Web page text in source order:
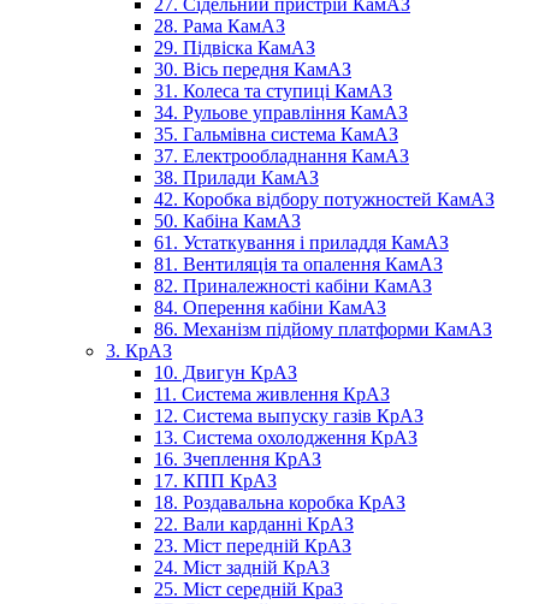
27. Сідельний пристрій КамАЗ
28. Рама КамАЗ
29. Підвіска КамАЗ
30. Вісь передня КамАЗ
31. Колеса та ступиці КамАЗ
34. Рульове управління КамАЗ
35. Гальмівна система КамАЗ
37. Електрообладнання КамАЗ
38. Прилади КамАЗ
42. Коробка відбору потужностей КамАЗ
50. Кабіна КамАЗ
61. Устаткування і приладдя КамАЗ
81. Вентиляція та опалення КамАЗ
82. Приналежності кабіни КамАЗ
84. Оперення кабіни КамАЗ
86. Механізм підйому платформи КамАЗ
3. КрАЗ
10. Двигун КрАЗ
11. Система живлення КрАЗ
12. Система выпуску газів КрАЗ
13. Система охолодження КрАЗ
16. Зчеплення КрАЗ
17. КПП КрАЗ
18. Роздавальна коробка КрАЗ
22. Вали карданні КрАЗ
23. Міст передній КрАЗ
24. Міст задній КрАЗ
25. Міст середній КраЗ